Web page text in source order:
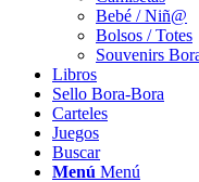
Bebé / Niñ@
Bolsos / Totes
Souvenirs
Libros
Sello Bora-Bora
Carteles
Juegos
Buscar
Menú Menú